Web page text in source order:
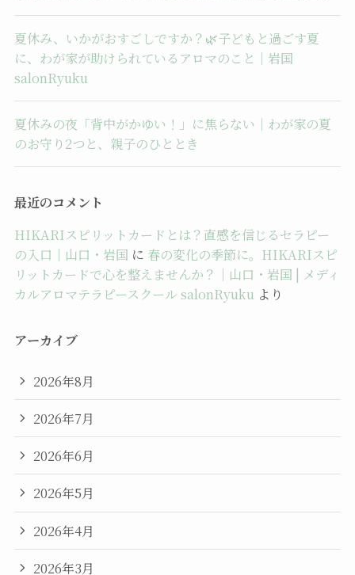
夏休み、いかがおすごしですか？🌿子どもと過ごす夏
に、わが家が助けられているアロマのこと｜岩国
salonRyuku
夏休みの夜「背中がかゆい！」に焦らない｜わが家の夏
のお守り2つと、親子のひととき
最近のコメント
HIKARIスピリットカードとは？直感を信じるセラピー
の入口｜山口・岩国 に 春の変化の季節に。HIKARIスピ
リットカードで心を整えませんか？｜山口・岩国 | メディ
カルアロマテラピースクール salonRyuku より
アーカイブ
2026年8月
2026年7月
2026年6月
2026年5月
2026年4月
2026年3月